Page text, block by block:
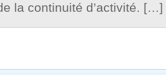
la continuité d’activité. […]